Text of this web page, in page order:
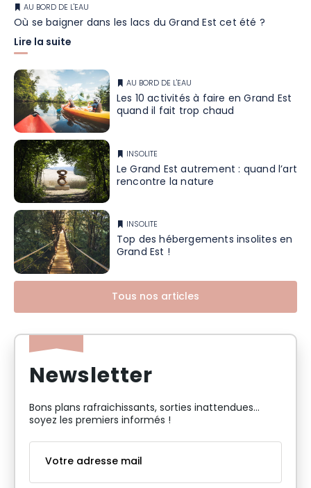
AU BORD DE L'EAU
Où se baigner dans les lacs du Grand Est cet été ?
Lire la suite
AU BORD DE L'EAU
Les 10 activités à faire en Grand Est
quand il fait trop chaud
INSOLITE
Le Grand Est autrement : quand l’art
rencontre la nature
INSOLITE
Top des hébergements insolites en
Grand Est !
Tous nos articles
Newsletter
Bons plans rafraichissants, sorties inattendues…
soyez les premiers informés !